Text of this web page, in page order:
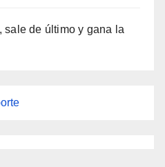
sale de último y gana la